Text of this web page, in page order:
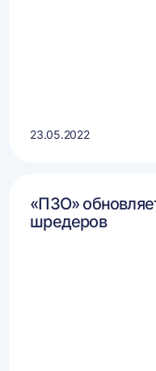
23.05.2022
«ПЗО»
шредеров